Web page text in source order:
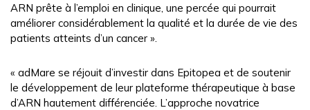
ARN prête à l’emploi en clinique, une percée qui pourrait
améliorer considérablement la qualité et la durée de vie des
patients atteints d’un cancer ».
« adMare se réjouit d’investir dans Epitopea et de soutenir
le développement de leur plateforme thérapeutique à base
d’ARN hautement différenciée. L’approche novatrice